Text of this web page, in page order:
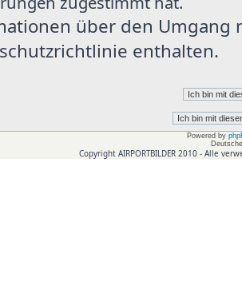
über den Umgang
enthalten.
Powered by
Copyright AIRPORTBILDER 2010 - Alle